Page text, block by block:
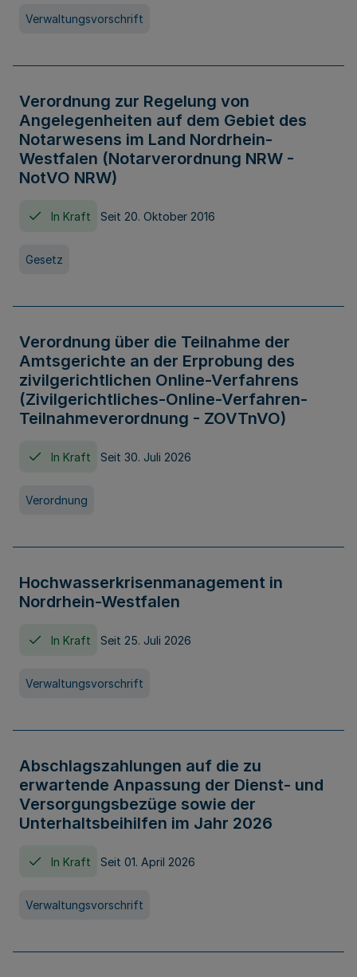
Verwaltungsvorschrift
Verordnung zur Regelung von
Angelegenheiten auf dem Gebiet des
Notarwesens im Land Nordrhein-
Westfalen (Notarverordnung NRW -
NotVO NRW)
In Kraft Seit 20. Oktober 2016
Gesetz
Verordnung über die Teilnahme der
Amtsgerichte an der Erprobung des
zivilgerichtlichen Online-Verfahrens
(Zivilgerichtliches-Online-Verfahren-
Teilnahmeverordnung - ZOVTnVO)
In Kraft Seit 30. Juli 2026
Verordnung
Hochwasserkrisenmanagement in
Nordrhein-Westfalen
In Kraft Seit 25. Juli 2026
Verwaltungsvorschrift
Abschlagszahlungen auf die zu
erwartende Anpassung der Dienst- und
Versorgungsbezüge sowie der
Unterhaltsbeihilfen im Jahr 2026
In Kraft Seit 01. April 2026
Verwaltungsvorschrift